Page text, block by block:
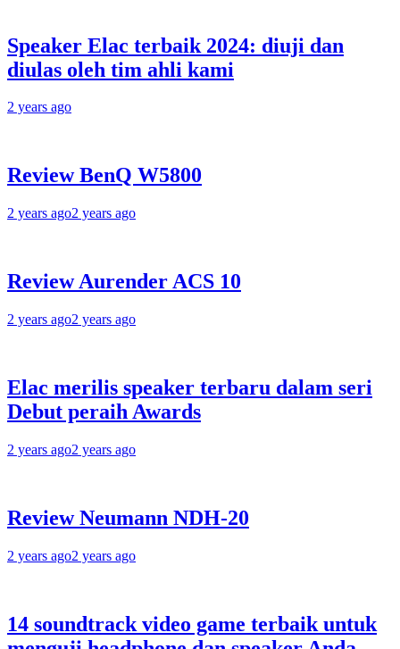
Speaker Elac terbaik 2024: diuji dan
diulas oleh tim ahli kami
2 years ago
Review BenQ W5800
2 years ago2 years ago
Review Aurender ACS 10
2 years ago2 years ago
Elac merilis speaker terbaru dalam seri
Debut peraih Awards
2 years ago2 years ago
Review Neumann NDH-20
2 years ago2 years ago
14 soundtrack video game terbaik untuk